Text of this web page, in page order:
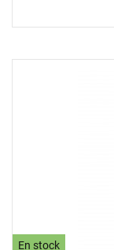
En stock